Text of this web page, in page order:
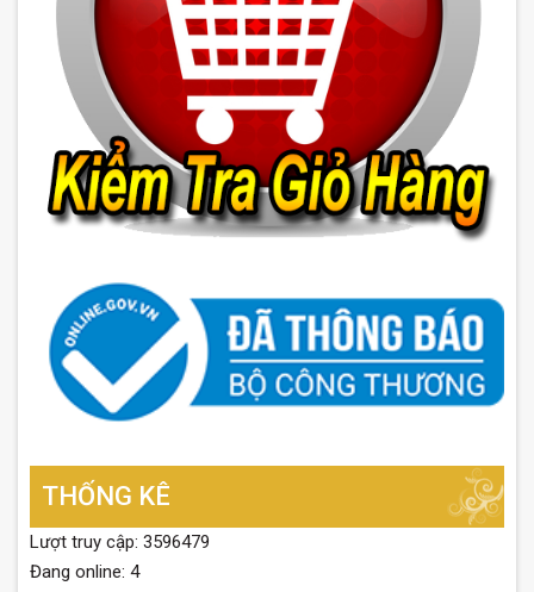
THỐNG KÊ
Lượt truy cập: 3596479
Đang online: 4